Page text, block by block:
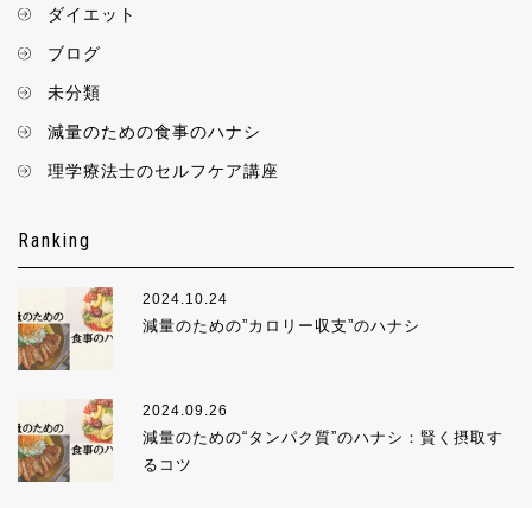
ダイエット
ブログ
未分類
減量のための食事のハナシ
理学療法士のセルフケア講座
Ranking
2024.10.24
減量のための”カロリー収支”のハナシ
2024.09.26
減量のための“タンパク質”のハナシ：賢く摂取す
るコツ